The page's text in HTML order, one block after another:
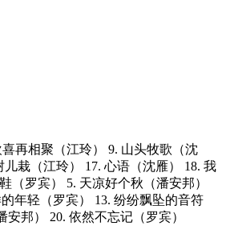
再相聚（江玲） 9. 山头牧歌（沈
栽（江玲） 17. 心语（沈雁） 18. 我
（罗宾） 5. 天凉好个秋（潘安邦）
年轻（罗宾） 13. 纷纷飘坠的音符
邦） 20. 依然不忘记（罗宾）